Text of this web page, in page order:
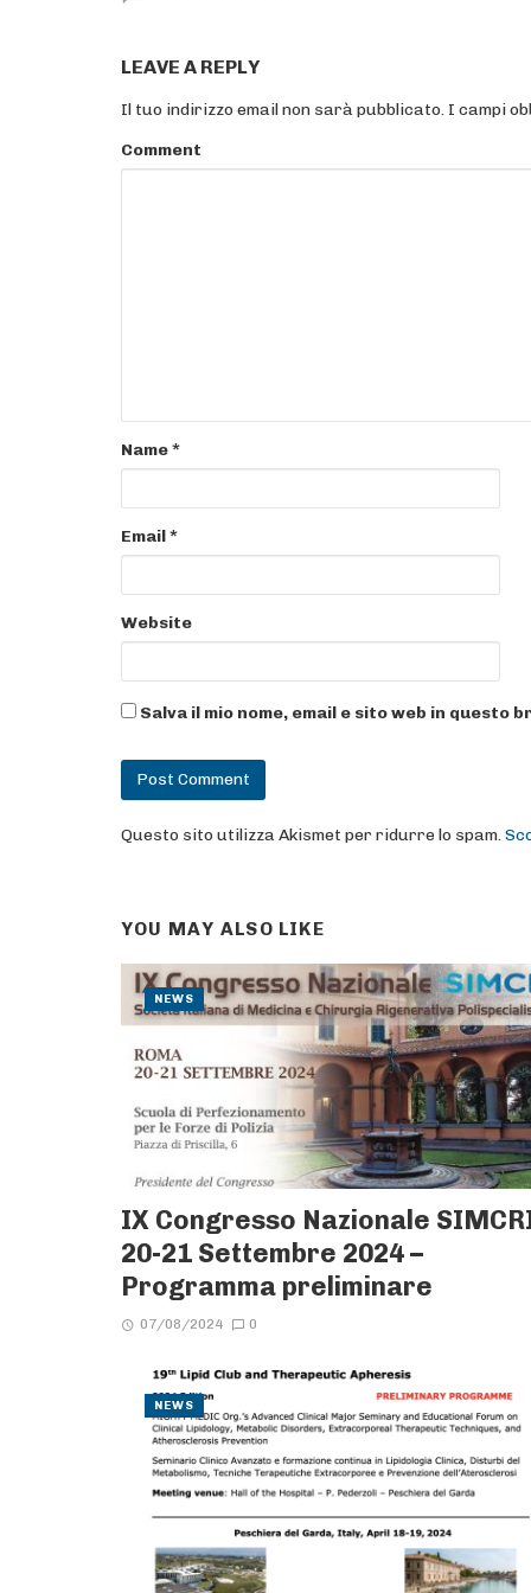
LEAVE A REPLY
Il tuo indirizzo email non sarà pubblicato. I campi
Comment
Name*
Email*
Website
Salva il mio nome, email e sito web in questo
Questo sito utilizza Akismet per ridurre lo spam.
YOU MAY ALSO LIKE
IX Congresso Nazionale
20-21 Settembre 2024 –
Programma preliminare
07/08/2024 0
NEWS
NEWS